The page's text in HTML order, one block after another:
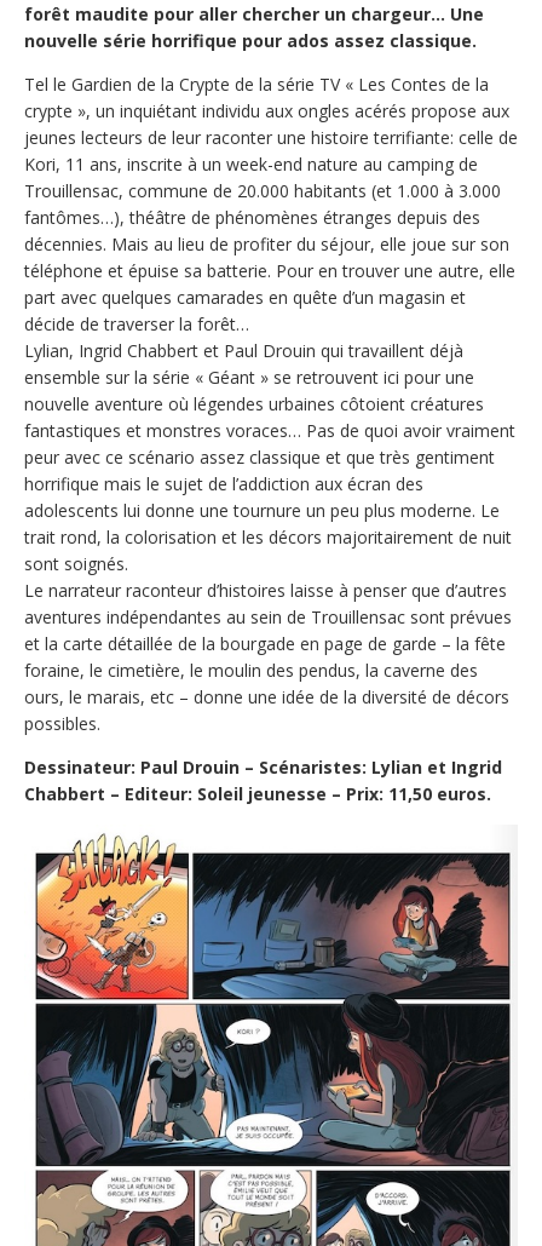
forêt maudite pour aller chercher un chargeur… Une
nouvelle série horrifique pour ados assez classique.
Tel le Gardien de la Crypte de la série TV « Les Contes de la
crypte », un inquiétant individu aux ongles acérés propose aux
jeunes lecteurs de leur raconter une histoire terrifiante: celle de
Kori, 11 ans, inscrite à un week-end nature au camping de
Trouillensac, commune de 20.000 habitants (et 1.000 à 3.000
fantômes…), théâtre de phénomènes étranges depuis des
décennies. Mais au lieu de profiter du séjour, elle joue sur son
téléphone et épuise sa batterie. Pour en trouver une autre, elle
part avec quelques camarades en quête d’un magasin et
décide de traverser la forêt…
Lylian, Ingrid Chabbert et Paul Drouin qui travaillent déjà
ensemble sur la série « Géant » se retrouvent ici pour une
nouvelle aventure où légendes urbaines côtoient créatures
fantastiques et monstres voraces… Pas de quoi avoir vraiment
peur avec ce scénario assez classique et que très gentiment
horrifique mais le sujet de l’addiction aux écran des
adolescents lui donne une tournure un peu plus moderne. Le
trait rond, la colorisation et les décors majoritairement de nuit
sont soignés.
Le narrateur raconteur d’histoires laisse à penser que d’autres
aventures indépendantes au sein de Trouillensac sont prévues
et la carte détaillée de la bourgade en page de garde – la fête
foraine, le cimetière, le moulin des pendus, la caverne des
ours, le marais, etc – donne une idée de la diversité de décors
possibles.
Dessinateur: Paul Drouin – Scénaristes: Lylian et Ingrid
Chabbert – Editeur: Soleil jeunesse – Prix: 11,50 euros.